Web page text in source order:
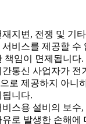
지변, 전쟁 및 기
비스를 제공할 수
책임이 면제됩니다.
통신 사업자가 전
로 제공하지 아니
니다.
스용 설비의 보수
로 발생한 손해에